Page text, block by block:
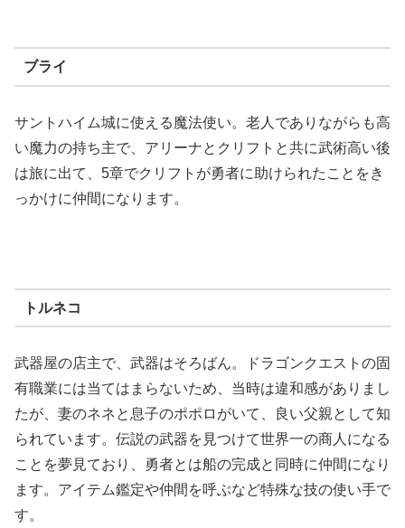
ブライ
サントハイム城に使える魔法使い。老人でありながらも高
い魔力の持ち主で、アリーナとクリフトと共に武術高い後
は旅に出て、5章でクリフトが勇者に助けられたことをき
っかけに仲間になります。
トルネコ
武器屋の店主で、武器はそろばん。ドラゴンクエストの固
有職業には当てはまらないため、当時は違和感がありまし
たが、妻のネネと息子のポポロがいて、良い父親として知
られています。伝説の武器を見つけて世界一の商人になる
ことを夢見ており、勇者とは船の完成と同時に仲間になり
ます。アイテム鑑定や仲間を呼ぶなど特殊な技の使い手で
す。